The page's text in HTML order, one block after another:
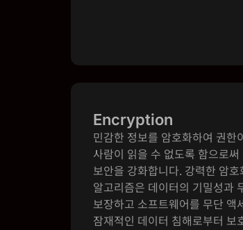
Encryption
민감한 정보를 암호화하여 권한
사람이 읽을 수 없도록 함으로써
보안을 강화합니다. 강력한 암호
알고리즘은 데이터의 기밀성과
보장하고 소프트웨어를 무단 액
잠재적인 데이터 침해로부터 보